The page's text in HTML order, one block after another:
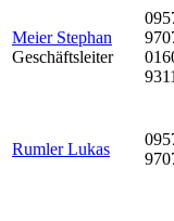
Meier Stephan
Geschäftsleiter
Rumler Lukas